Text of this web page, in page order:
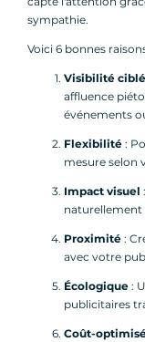
sympathie.
Voici 6 bonnes
Visibilité
affluence
événements
Flexibilité :
mesure selon
Impact visuel
naturellement
Proximité :
avec votre
Écologique :
publicitaires
Coût-